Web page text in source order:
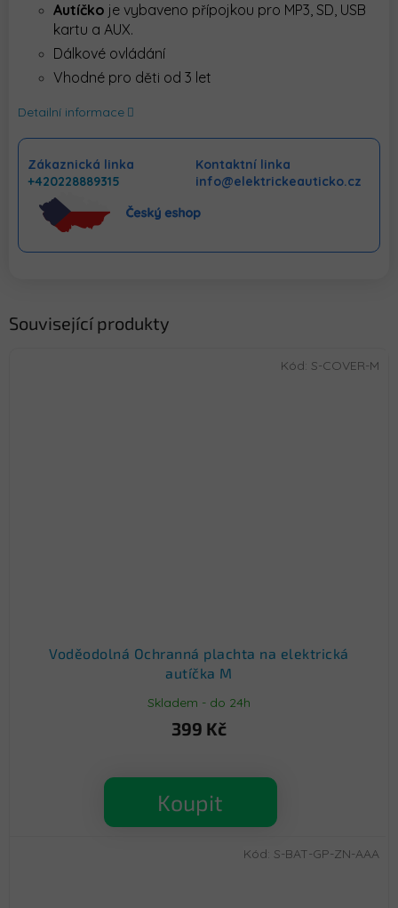
Autíčko je vybaveno přípojkou pro MP3, SD, USB
kartu a AUX.
Dálkové ovládání
Vhodné pro děti od 3 let
Detailní informace
Zákaznická linka
+420228889315
Kontaktní linka
info@elektrickeauticko.cz
Související produkty
Voděodolná Ochranná plachta na elektrická
autíčka M
Skladem - do 24h
399 Kč
Koupit
Kód: S-COVER-M
Kód: S-BAT-GP-ZN-AAA